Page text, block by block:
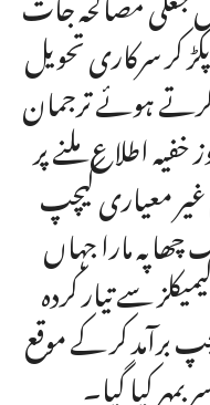
کر سرکاری تحویل
ہوئے ترجمان
اطلاع ملنے پر
معیاری کیچپ
چھاپہ مارا جہاں
سے تیار کردہ
برآمد کر کے موقع
کیا گیا۔